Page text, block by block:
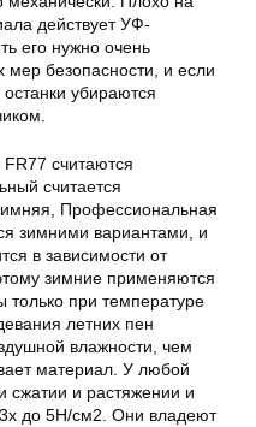
действует УФ-
его нужно очень
безопасности, и если
убираются
считаются
считается
Профессиональная
зимними вариантами, и
в зависимости от
зимние применяются
только при температуре
летних пен
влажности, чем
материал. У любой
сжатии и растяжении и
3х до 5Н/см2. Они владеют